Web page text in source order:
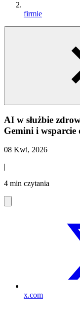
firmie
AI w służbie
Gemini i wsparcie
08 Kwi, 2026
|
4 min czytania
x.com